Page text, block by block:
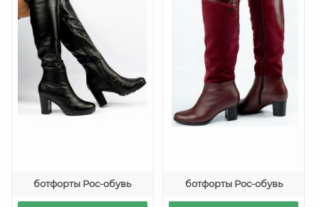
ботфорты Рос-обувь ботфорты Рос-обувь